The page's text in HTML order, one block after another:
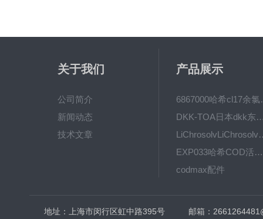
关于我们
公司简介
新闻动态
技术文章
产品展示
6867000
DKK-TOA日本dkk东亚电
EXP033哈希COD活塞泵价格 EXP033
codmax配件
地址：上海市闵行区虹中路395号 邮箱：